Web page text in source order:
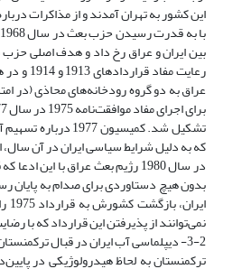
این کشور به تهران آمدند و از مذاکرات
که به دلیل شرایط سیاسی ایران در آن سال،
نمی‌توانند از پذیرفتن این قرارداد که با
3-2- دیپلماسی آب ایران در قبال ترکمنستان
ترکمنستان به لحاظ هیدرولوژیکی در